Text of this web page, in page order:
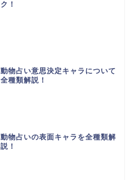
ク！
動物占い意思決定キャラについて
全種類解説！
動物占いの表面キャラを全種類解
説！